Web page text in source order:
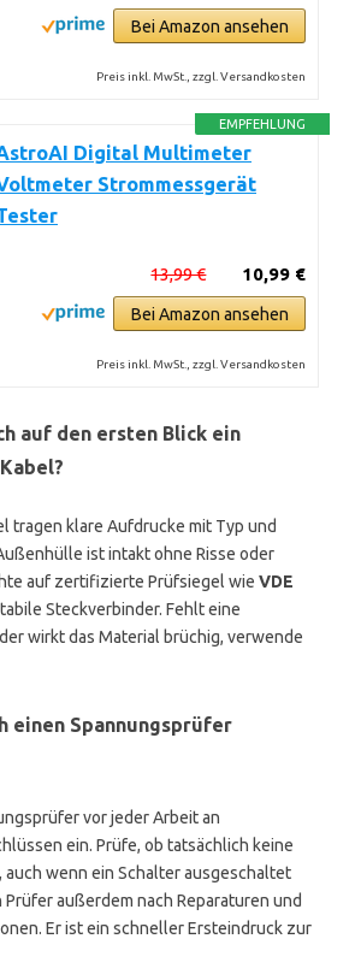
Bei Amazon ansehen
Preis inkl. MwSt., zzgl. Versandkosten
EMPFEHLUNG
Digital Multimeter
Strommessgerät
10,99 €
13,99 €
Bei Amazon ansehen
Preis inkl. MwSt., zzgl. Versandkosten
auf den ersten Blick ein
tragen klare Aufdrucke mit Typ und
ist intakt ohne Risse oder
auf zertifizierte Prüfsiegel wie VDE
Steckverbinder. Fehlt eine
wirkt das Material brüchig, verwende
einen Spannungsprüfer
vor jeder Arbeit an
ein. Prüfe, ob tatsächlich keine
auch wenn ein Schalter ausgeschaltet
außerdem nach Reparaturen und
Er ist ein schneller Ersteindruck zur